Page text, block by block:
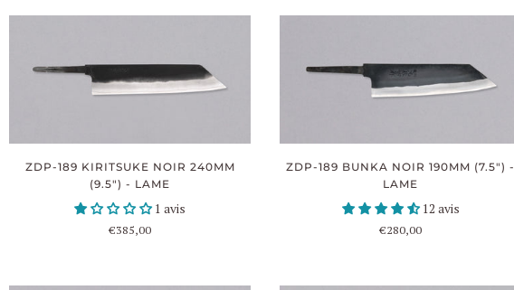
ZDP-189 KIRITSUKE NOIR 240MM
(9.5") - LAME
1 avis
€385,00
ZDP-189 BUNKA NOIR 190MM (7.5") -
LAME
12 avis
€280,00